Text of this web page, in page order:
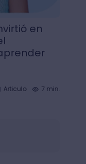
en
Articulo 7 min.